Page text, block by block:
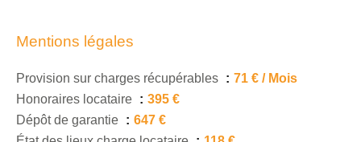
Mentions légales
Provision sur charges récupérables
71 € / Mois
Honoraires locataire
395 €
Dépôt de garantie
647 €